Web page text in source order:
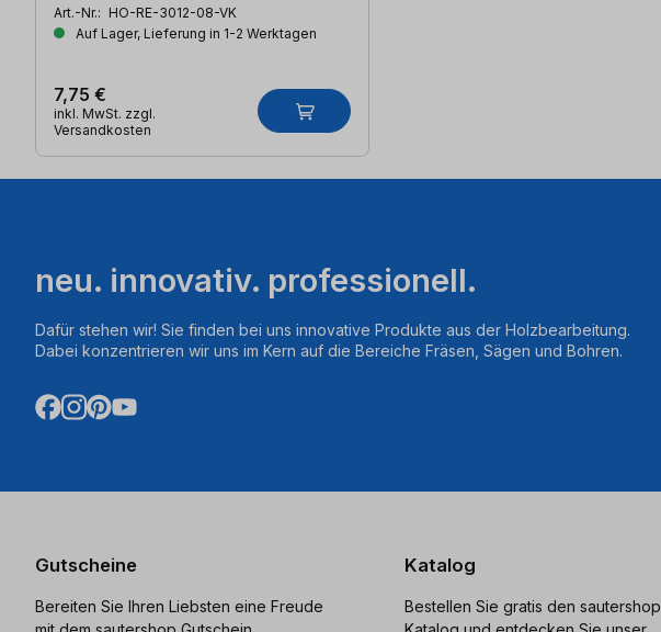
Art.-Nr.: HO-RE-3012-08-VK
Auf Lager, Lieferung in 1-2 Werktagen
7,75 €
inkl. MwSt. zzgl.
Versandkosten
neu. innovativ. professionell.
Dafür stehen wir! Sie finden bei uns innovative Produkte aus der Holzbearbeitung.
Dabei konzentrieren wir uns im Kern auf die Bereiche Fräsen, Sägen und Bohren.
Gutscheine
Bereiten Sie Ihren Liebsten eine Freude
Katalog
Bestellen Sie gratis den sautershop